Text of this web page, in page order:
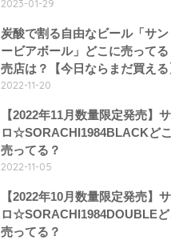
2023-01-29
炭酸で割る自由なビール「サン
ービアボール」どこに売ってる
売店は？【今日ならまだ買える
2022-11-20
【2022年11月数量限定発売】
ロ☆SORACHI1984BLACKど
売ってる？
2022-11-05
【2022年10月数量限定発売】
ロ☆SORACHI1984DOUBLEど
売ってる？